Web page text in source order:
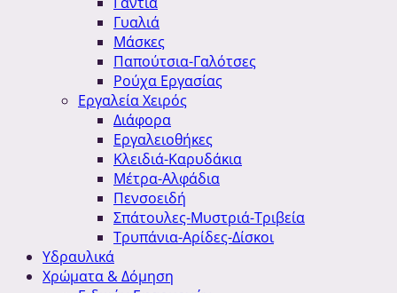
Γυαλιά
Μάσκες
Παπούτσια-Γαλότσες
Ρούχα Εργασίας
Εργαλεία Χειρός
Διάφορα
Εργαλειοθήκες
Κλειδιά-Καρυδάκια
Μέτρα-Αλφάδια
Πενσοειδή
Σπάτουλες-Μυστριά-Τριβεία
Τρυπάνια-Αρίδες-Δίσκοι
Υδραυλικά
Χρώματα & Δόμηση